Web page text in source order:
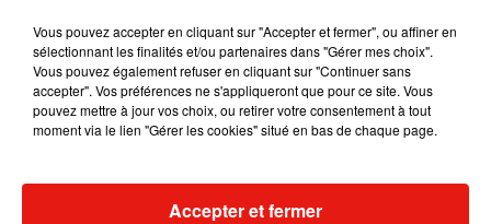
4 août 2026
live session solaire
4 août 2026
Vous pouvez accepter en cliquant sur "Accepter et fermer", ou affiner en
sélectionnant les finalités et/ou partenaires dans "Gérer mes choix".
Vous pouvez également refuser en cliquant sur "Continuer sans
accepter". Vos préférences ne s'appliqueront que pour ce site. Vous
pouvez mettre à jour vos choix, ou retirer votre consentement à tout
moment via le lien "Gérer les cookies" situé en bas de chaque page.
Accepter et fermer